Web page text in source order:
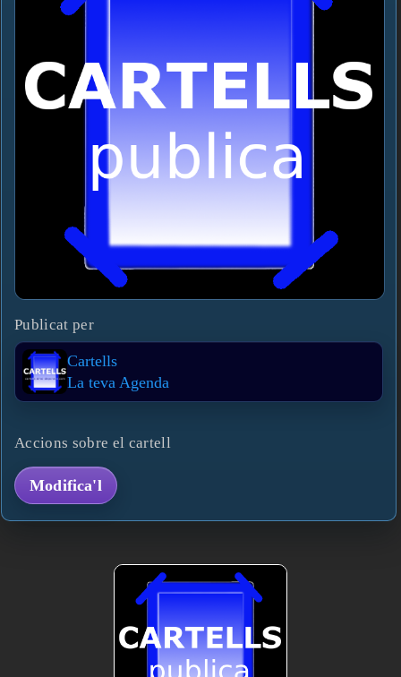
Publicat per
Cartells
La teva Agenda
Accions sobre el cartell
Modifica'l